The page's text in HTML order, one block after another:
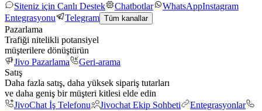
Siteniz için Canlı Destek
Chatbotlar WhatsAppInstagram
Entegrasyonu
Telegram Tüm kanallar
Pazarlama
Trafiği nitelikli potansiyel
müşterilere dönüştürün
Jivo Pazarlama
Geri-arama
Satış
Daha fazla satış, daha yüksek sipariş tutarları
ve daha geniş bir müşteri kitlesi elde edin
JivoChat İş Telefonu
Jivochat Ekip Sohbeti
Entegrasyonlar